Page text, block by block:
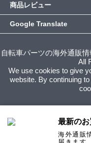
商品レビュー
Google Translate
自転車パーツの海外通販
All
We use cookies to give
website. By continuing
最新のお
海外通販